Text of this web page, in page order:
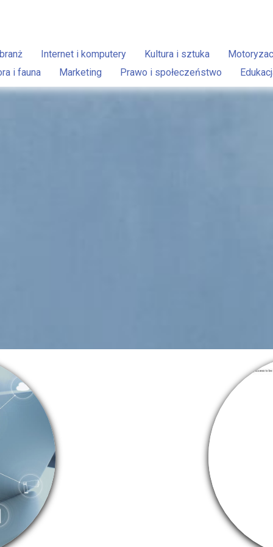
Internet i komputery Kultura i sztuka
i fauna
Marketing Prawo i społeczeństwo